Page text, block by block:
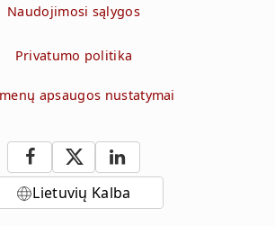
Naudojimosi sąlygos
Privatumo politika
apsaugos nustatymai
Lietuvių Kalba